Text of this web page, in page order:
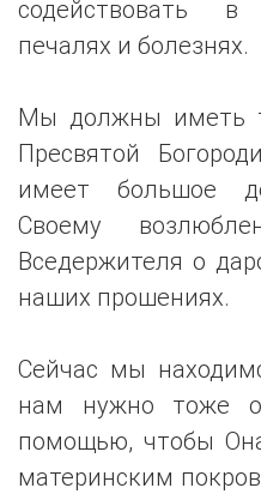
содействовать
печалях и болезнях.
Мы должны иметь
Пресвятой
имеет большое
Своему
Вседержителя о
наших прошениях.
Сейчас мы
нам нужно тоже
помощью, чтобы
материнским